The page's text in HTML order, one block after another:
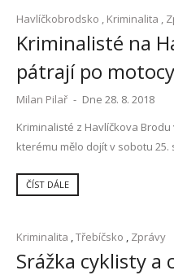
Havlíčkobrodsko Kriminalita
Kriminalisté na
pátrají po
Milan Pilař - Dne 28. 8. 2018
Kriminalisté z Havlíčkova
kterému mělo dojít v sobotu
ČÍST DÁLE
Kriminalita Třebíčsko Zprávy
Srážka cyklisty a